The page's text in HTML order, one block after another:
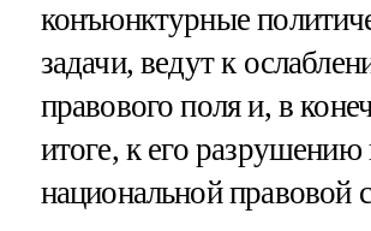
конъюнктурные
задачи, ведут к
правового поля и, в
итоге, к его разрушению
национальной правовой